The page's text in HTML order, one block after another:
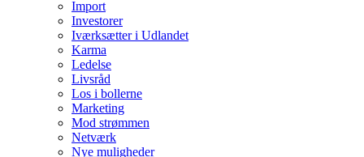
Import
Investorer
Iværksætter i Udlandet
Karma
Ledelse
Livsråd
Los i bollerne
Marketing
Mod strømmen
Netværk
Nye muligheder